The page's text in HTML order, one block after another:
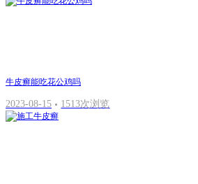
牛皮癣能吃花公鸡吗
2023-08-15 1513次浏览